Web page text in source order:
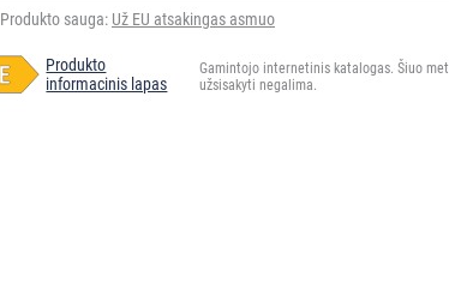
Produkto sauga: Už EU atsakingas asmuo
Produkto
informacinis lapas
Gamintojo internetinis katalogas. Šiuo
užsisakyti negalima.